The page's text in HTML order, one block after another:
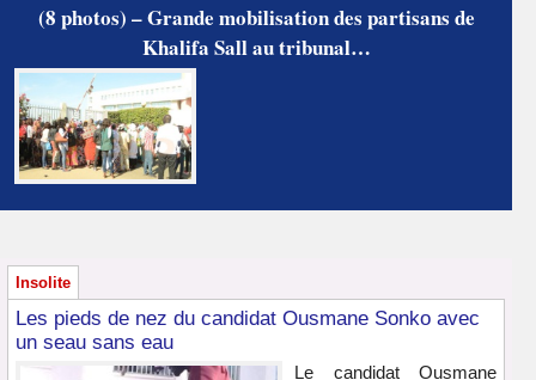
(8 photos) – Grande mobilisation des partisans de
Khalifa Sall au tribunal…
Insolite
Les pieds de nez du candidat Ousmane Sonko avec
un seau sans eau
Le candidat Ousmane